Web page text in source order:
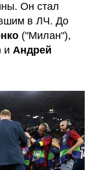
Он стал
в ЛЧ. До
("Милан"),
и Андрей